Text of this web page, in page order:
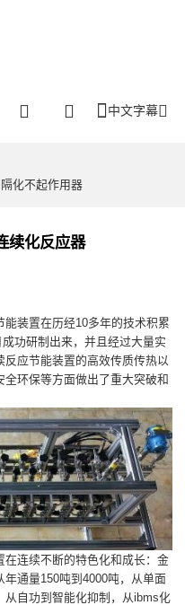
中文字幕
化不起作用器
续化反应器
装置在历经10多年的技术积累
功研制出来，并且经过大量实
应节能装置的高效传质传热以
环保等方面做出了重大突破和
连续不断的特色化和成长：金
通量150吨到4000吨，从单面
从自功到智能化抑制，从ibms化